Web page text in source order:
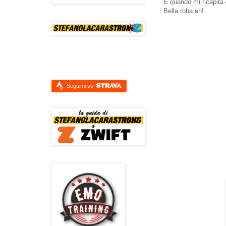
E quando mi
Bella roba eh!
Seguimi su